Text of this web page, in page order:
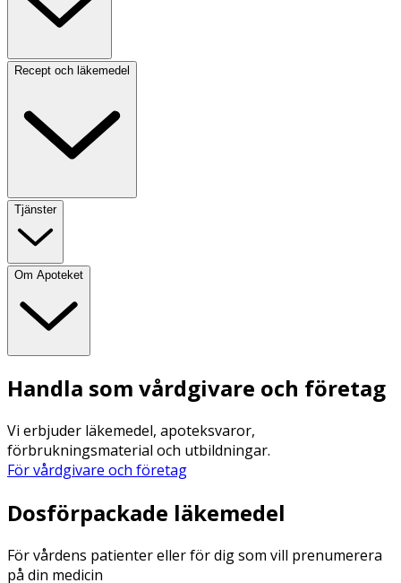
Recept och läkemedel
Tjänster
Om Apoteket
Handla som vårdgivare och företag
Vi erbjuder läkemedel, apoteksvaror,
förbrukningsmaterial och utbildningar.
För vårdgivare och företag
Dosförpackade läkemedel
För vårdens patienter eller för dig som vill prenumerera
på din medicin